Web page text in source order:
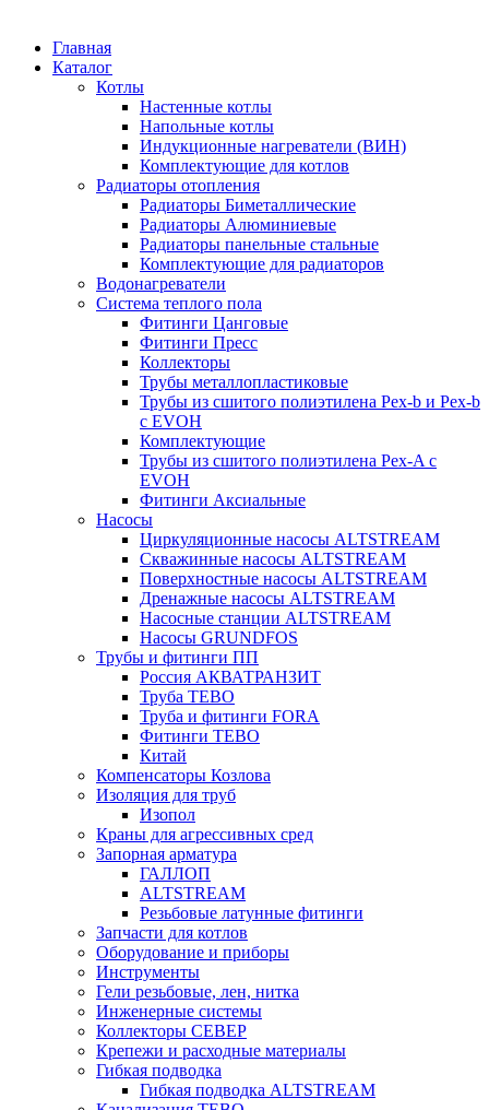
Главная
Каталог
Котлы
Настенные котлы
Напольные котлы
Индукционные нагреватели (ВИН)
Комплектующие для котлов
Радиаторы отопления
Радиаторы Биметаллические
Радиаторы Алюминиевые
Радиаторы панельные стальные
Комплектующие для радиаторов
Водонагреватели
Система теплого пола
Фитинги Цанговые
Фитинги Пресс
Коллекторы
Трубы металлопластиковые
Трубы из сшитого полиэтилена Pex-b и Pex-b
с EVOH
Комплектующие
Трубы из сшитого полиэтилена Pex-A с
EVOH
Фитинги Аксиальные
Насосы
Циркуляционные насосы ALTSTREAM
Скважинные насосы ALTSTREAM
Поверхностные насосы ALTSTREAM
Дренажные насосы ALTSTREAM
Насосные станции ALTSTREAM
Насосы GRUNDFOS
Трубы и фитинги ПП
Россия АКВАТРАНЗИТ
Труба ТЕВО
Труба и фитинги FORA
Фитинги ТЕВО
Китай
Компенсаторы Козлова
Изоляция для труб
Изопол
Краны для агрессивных сред
Запорная арматура
ГАЛЛОП
ALTSTREAМ
Резьбовые латунные фитинги
Запчасти для котлов
Оборудование и приборы
Инструменты
Гели резьбовые, лен, нитка
Инженерные системы
Коллекторы СЕВЕР
Крепежи и расходные материалы
Гибкая подводка
Гибкая подводка ALTSTREAM